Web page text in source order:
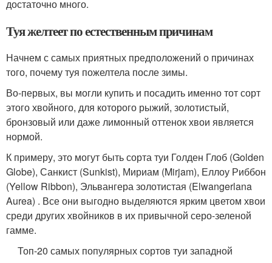
достаточно много.
Туя желтеет по естественным причинам
Начнем с самых приятных предположений о причинах
того, почему туя пожелтела после зимы.
Во-первых, вы могли купить и посадить именно тот сорт
этого хвойного, для которого рыжий, золотистый,
бронзовый или даже лимонный оттенок хвои является
нормой.
К примеру, это могут быть сорта туи Голден Глоб (Golden
Globe), Санкист (Sunkist), Мириам (Mirjam), Еллоу Риббон
(Yellow Ribbon), Эльвангера золотистая (Elwangerlana
Aurea) . Все они выгодно выделяются ярким цветом хвои
среди других хвойников в их привычной серо-зеленой
гамме.
Топ-20 самых популярных сортов туи западной